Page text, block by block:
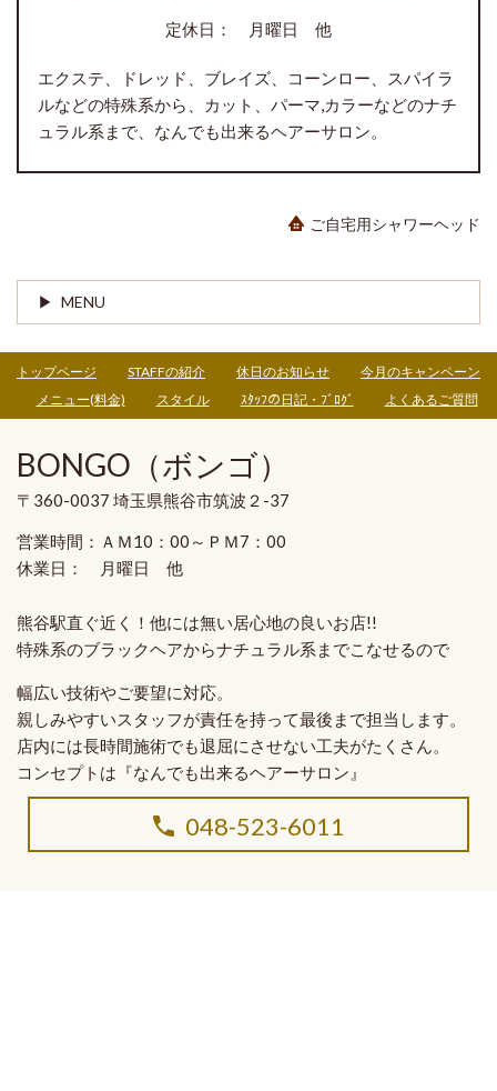
定休日： 月曜日 他
エクステ、ドレッド、ブレイズ、コーンロー、スパイラ
ルなどの特殊系から、カット、パーマ,カラーなどのナチ
ュラル系まで、なんでも出来るヘアーサロン。
ご自宅用シャワーヘッド
MENU
トップページ STAFFの紹介 休日のお知らせ
今月のキャンペーン
メニュー(料金)
スタイル ｽﾀｯﾌの日記・ﾌﾞﾛｸﾞ よくあるご質問
BONGO（ボンゴ）
〒360-0037 埼玉県熊谷市筑波２-37
営業時間：ＡＭ10：00～ＰＭ7：00
休業日： 月曜日 他
熊谷駅直ぐ近く！他には無い居心地の良いお店!!
特殊系のブラックヘアからナチュラル系 までこなせるので
幅広い技術やご要望に対応。
親しみやすいスタッフが責任を持って最後まで担当 します。
店内には長時間施術でも退屈にさせない工夫がたくさん。
コンセプトは 『なんでも出来るヘアーサロン』
048-523-6011